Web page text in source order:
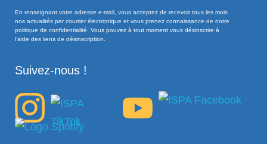
En renseignant votre adresse e-mail, vous acceptez de recevoir tous les mois
nos actualités par courrier électronique et vous prenez connaissance de notre
politique de confidentialité. Vous pouvez à tout moment vous désinscrire à
l’aide des liens de désinscription.
Suivez-nous !